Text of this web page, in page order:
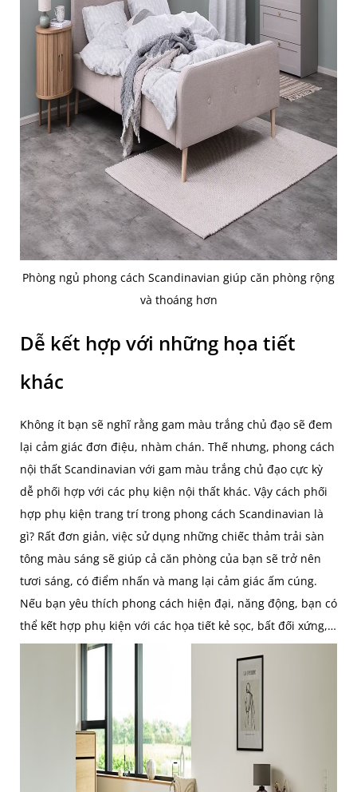
Phòng ngủ phong cách Scandinavian giúp căn phòng rộng
và thoáng hơn
Dễ kết hợp với những họa tiết
khác
Không ít bạn sẽ nghĩ rằng gam màu trắng chủ đạo sẽ đem
lại cảm giác đơn điệu, nhàm chán. Thế nhưng, phong cách
nội thất Scandinavian với gam màu trắng chủ đạo cực kỳ
dễ phối hợp với các phụ kiện nội thất khác. Vậy cách phối
hợp phụ kiện trang trí trong phong cách Scandinavian là
gì? Rất đơn giản, việc sử dụng những chiếc thảm trải sàn
tông màu sáng sẽ giúp cả căn phòng của bạn sẽ trở nên
tươi sáng, có điểm nhấn và mang lại cảm giác ấm cúng.
Nếu bạn yêu thích phong cách hiện đại, năng động, bạn có
thể kết hợp phụ kiện với các họa tiết kẻ sọc, bất đối xứng,…